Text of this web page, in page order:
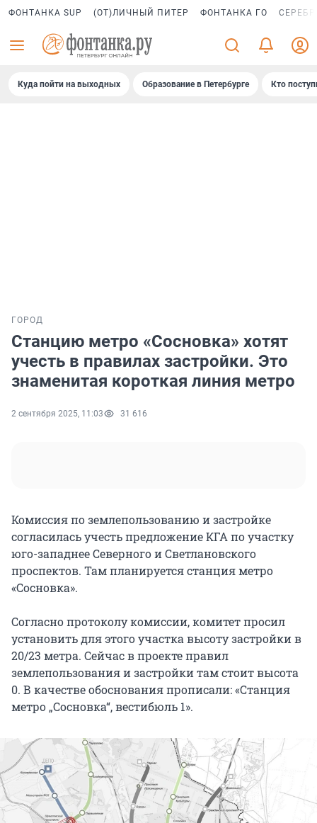
ФОНТАНКА SUP (ОТ)ЛИЧНЫЙ ПИТЕР ФОНТАНКА ГО
Куда пойти на выходных Образование в Петербурге Кто
ГОРОД
Станцию метро «Сосновка» хотят
учесть в правилах застройки. Это
знаменитая короткая линия метро
2 сентября 2025, 11:03 31 616
Комиссия по землепользованию и застройке
согласилась учесть предложение КГА по участку
юго-западнее Северного и Светлановского
проспектов. Там планируется станция метро
«Сосновка».
Согласно протоколу комиссии, комитет просил
установить для этого участка высоту застройки в
20/23 метра. Сейчас в проекте правил
землепользования и застройки там стоит высота
0. В качестве обоснования прописали: «Станция
метро „Сосновка“, вестибюль 1».